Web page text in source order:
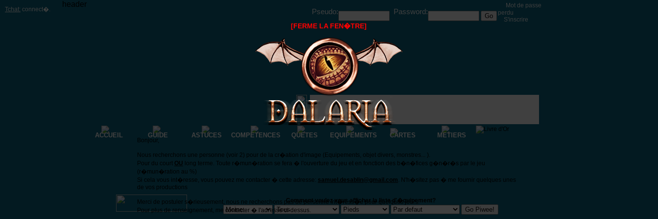
Tchat: connect�.
header
Pseudo:
Password:
Mot de passe
perdu
S'inscrire
ACCUEIL GUIDE ASTUCES COMPETENCES QUETES EQUIPEMENTS CARTES METIERS
Comment voulez vous afficher la liste d'�quipement?
[FERME LA FEN�TRE]
Bonjour,
Nous recherchons une personne (voir 2) pour de la cr�ation d'image (Equipements, objet divers, monstres... ).
Pour du court OU long terme. Toute r�mun�ration se fera � l'ouverture du jeu et en fonction des b�n�fices g�n�r�s par le jeu
(r�mun�ration au %)
Si cela vous int�resse, vous pouvez me contacter � cette adresse: samuel.desablin@gmail.com. N'h�sitez pas � me fournir quelques unes
de vos productions
Merci de postuler s�rieusement, nous ne recherchons pas de personne int�ress�e pour quelques jours.
Pour plus de renseignement, me contacter � l'adresse ci-dessus.